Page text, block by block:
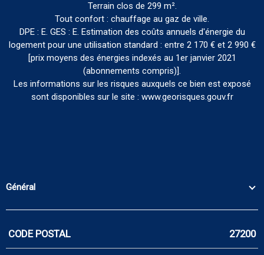
Terrain clos de 299 m².
Tout confort : chauffage au gaz de ville.
DPE : E. GES : E. Estimation des coûts annuels d'énergie du
logement pour une utilisation standard : entre 2 170 € et 2 990 €
[prix moyens des énergies indexés au 1er janvier 2021
(abonnements compris)].
Les informations sur les risques auxquels ce bien est exposé
sont disponibles sur le site : www.georisques.gouv.fr
Général
Caractérisque Valeurs
CODE POSTAL 27200